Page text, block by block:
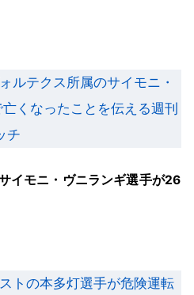
イモニ・ヴニランギ選手が26